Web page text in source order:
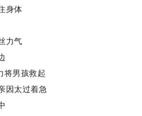
身体
力气
男孩救起
因太过着急